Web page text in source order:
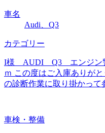
車名
Audi、Q3
カテゴリー
I様 AUDI Q3 エンジン
ｍ この度はご入庫ありが
の診断作業に取り掛かっ
車検・整備